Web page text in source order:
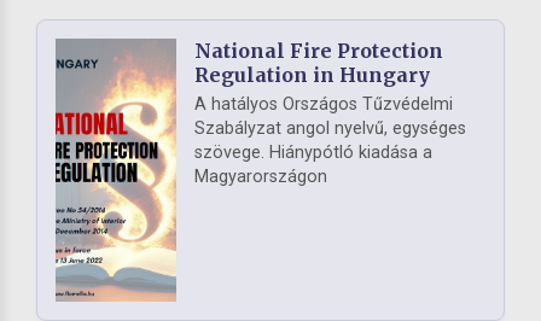
National Fire Protection
Regulation in Hungary
A hatályos Országos Tűzvédelmi
Szabályzat angol nyelvű, egységes
szövege. Hiánypótló kiadása a
Magyarországon